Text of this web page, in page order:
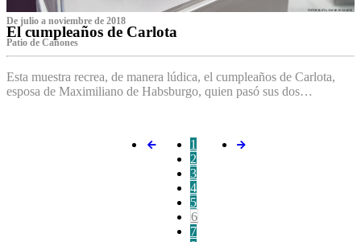
De julio a noviembre de 2018
El cumpleaños de Carlota
Patio de Cañones
Esta muestra recrea, de manera lúdica, el cumpleaños de Carlota,
esposa de Maximiliano de Habsburgo, quien pasó sus dos…
1
2
3
4
5
6
7